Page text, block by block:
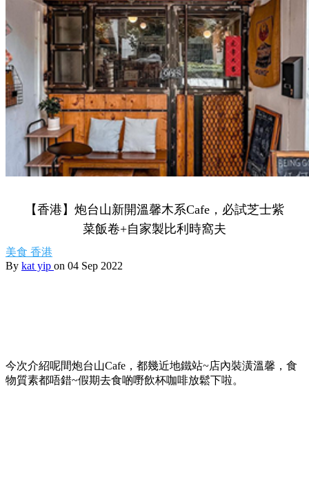
【香港】炮台山新開溫馨木系Cafe，必試芝士紫
菜飯卷+自家製比利時窩夫
美食 香港
By kat yip on 04 Sep 2022
今次介紹呢間炮台山Cafe，都幾近地鐵站~店內裝潢溫馨，食
物質素都唔錯~假期去食啲嘢飲杯咖啡放鬆下啦。